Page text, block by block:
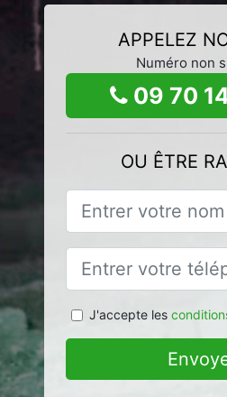
APPELEZ
Numéro non
09 70
OU ÊTRE
J'accepte les